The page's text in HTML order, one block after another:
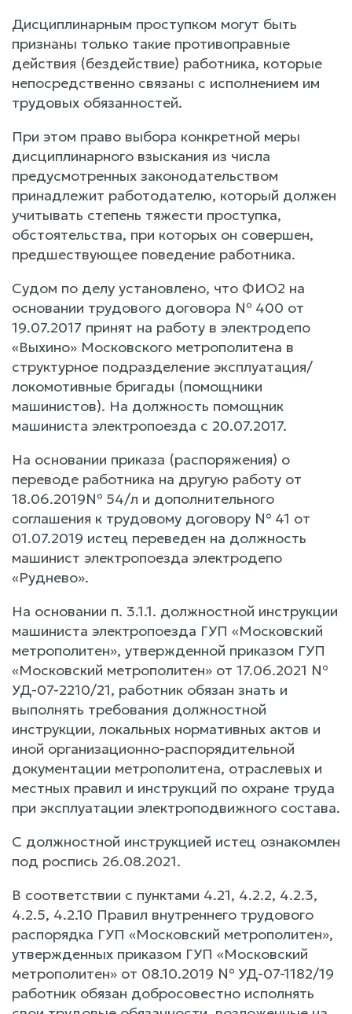
Дисциплинарным проступком могут быть
признаны только такие противоправные
действия (бездействие) работника, которые
непосредственно связаны с исполнением им
трудовых обязанностей.
При этом право выбора конкретной меры
дисциплинарного взыскания из числа
предусмотренных законодательством
принадлежит работодателю, который должен
учитывать степень тяжести проступка,
обстоятельства, при которых он совершен,
предшествующее поведение работника.
Судом по делу установлено, что ФИО2 на
основании трудового договора № 400 от
19.07.2017 принят на работу в электродепо
«Выхино» Московского метрополитена в
структурное подразделение эксплуатация/
локомотивные бригады (помощники
машинистов). На должность помощник
машиниста электропоезда с 20.07.2017.
На основании приказа (распоряжения) о
переводе работника на другую работу от
18.06.2019№ 54/л и дополнительного
соглашения к трудовому договору № 41 от
01.07.2019 истец переведен на должность
машинист электропоезда электродепо
«Руднево».
На основании п. 3.1.1. должностной инструкции
машиниста электропоезда ГУП «Московский
метрополитен», утвержденной приказом ГУП
«Московский метрополитен» от 17.06.2021 №
УД-07-2210/21, работник обязан знать и
выполнять требования должностной
инструкции, локальных нормативных актов и
иной организационно-распорядительной
документации метрополитена, отраслевых и
местных правил и инструкций по охране труда
при эксплуатации электроподвижного состава.
С должностной инструкцией истец ознакомлен
под роспись 26.08.2021.
В соответствии с пунктами 4.21, 4.2.2, 4.2.3,
4.2.5, 4.2.10 Правил внутреннего трудового
распорядка ГУП «Московский метрополитен»,
утвержденных приказом ГУП «Московский
метрополитен» от 08.10.2019 № УД-07-1182/19
работник обязан добросовестно исполнять